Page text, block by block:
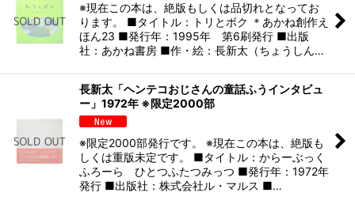
※現在この本は、絶版もしくは品切れとなってお
ります。 ■タイトル：トリとボク ＊あかね創作え
ほん23 ■発行年：1995年 第6刷発行 ■出版
社：あかね書房 ■作・絵：長新太（ちょうしん…
長新太「ヘンテコおじさんの童話ふうインタビュ
ー」1972年 ※限定2000部
※限定2000部発行です。 ※現在この本は、絶版も
しくは重版未定です。 ■タイトル：からーぶっく
ふろーら ひとつふたつみっつ ■発行年：1972年
発行 ■出版社：株式会社ル・マルス ■…